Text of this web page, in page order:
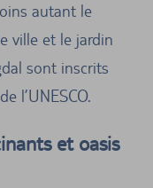
autant le
ville et le jardin
sont inscrits
l’UNESCO.
et oasis